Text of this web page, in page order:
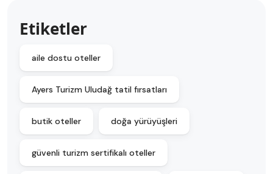
Etiketler
aile dostu oteller
Ayers Turizm Uludağ tatil fırsatları
butik oteller doğa yürüyüşleri
güvenli turizm sertifikalı oteller